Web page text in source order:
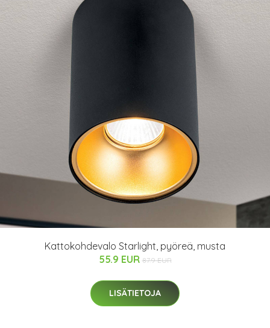
Kattokohdevalo Starlight, pyöreä, musta
55.9 EUR 87.9 EUR
LISÄTIETOJA